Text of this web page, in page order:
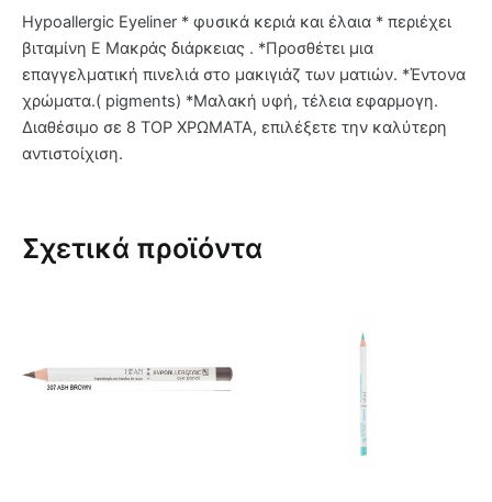
Hypoallergic Eyeliner * φυσικά κεριά και έλαια * περιέχει
βιταμίνη Ε Μακράς διάρκειας . *Προσθέτει μια
επαγγελματική πινελιά στο μακιγιάζ των ματιών. *Έντονα
χρώματα.( pigments) *Μαλακή υφή, τέλεια εφαρμογη.
Διαθέσιμο σε 8 TOP ΧΡΩΜΑΤΑ, επιλέξετε την καλύτερη
αντιστοίχιση.
Σχετικά προϊόντα